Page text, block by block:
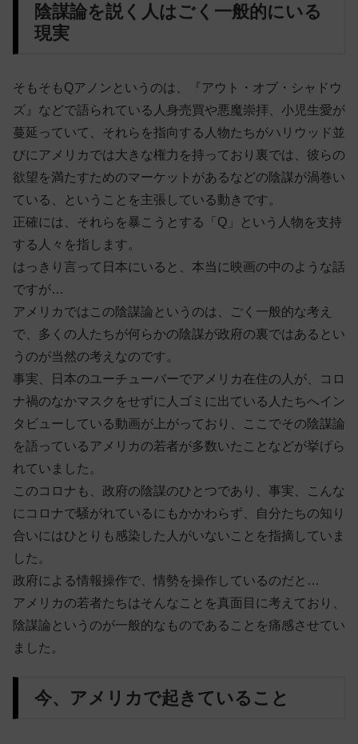
陰謀論を説く人はごく一般的にいる
現実
そもそもQアノンというのは、『アウト・オブ・シャドウ
ズ』などで語られている人身売買や悪魔崇拝、小児生愛が
蔓延っていて、それらを指向する人物たちがハリウッド並
びにアメリカでは大きな権力を持っており裏では、彼らの
欲望を満たすためのマーケットがあるなどの陰謀が渦巻い
ている、ということを主張している動きです。
正確には、それらを暴こうとする「Q」という人物を支持
する人々を指します。
はっきり言って日本にいると、本当に映画の中のような話
ですが…
アメリカではこの陰謀論というのは、ごく一般的な考え
で、多くの人たちが何らかの陰謀が政府の裏ではあるとい
うのが当然の考えなのです。
事実、日本のユーチューバーでアメリカ在住の人が、コロ
ナ禍のなかマスクをせずに人ゴミに出ている人たちへイン
タビューしている動画が上がっており、ここでその陰謀論
を語っているアメリカの若者が多数いたことなどが挙げら
れていました。
このコロナも、政府の陰謀のひとつであり、事実、こんな
にコロナで騒がれているにもかかわらず、自分たちの知り
合いにはひとりも感染した人がいないことを指摘していま
した。
政府による情報操作で、情勢を操作しているのだと…
アメリカの若者たちはそんなことを真面目に考えており、
陰謀論というのが一般的なものであることを痛感させてい
ました。
今、アメリカで起きていること